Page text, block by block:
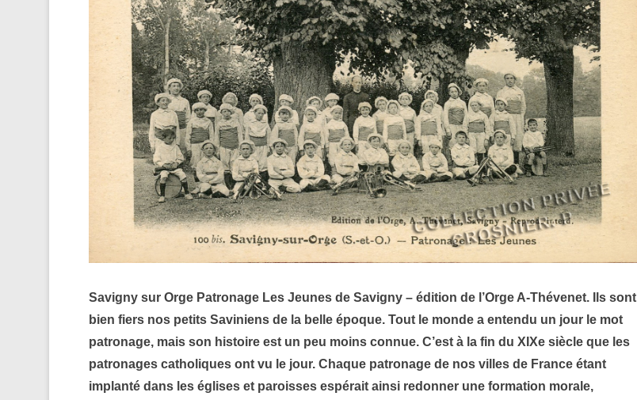
Savigny sur Orge Patronage Les Jeunes de Savigny – édition de l’Orge A-Thévenet. Ils sont
bien fiers nos petits Saviniens de la belle époque. Tout le monde a entendu un jour le mot
patronage, mais son histoire est un peu moins connue. C’est à la fin du XIXe siècle que les
patronages catholiques ont vu le jour. Chaque patronage de nos villes de France étant
implanté dans les églises et paroisses espérait ainsi redonner une formation morale,